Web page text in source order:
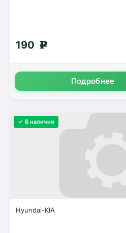
190 g
Подробнее
✓ В наличии
Hyundai-KIA